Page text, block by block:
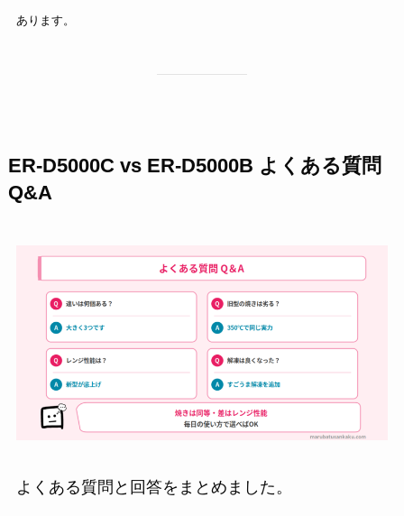
あります。
ER-D5000C vs ER-D5000B よくある質問
Q&A
よくある質問と回答をまとめました。